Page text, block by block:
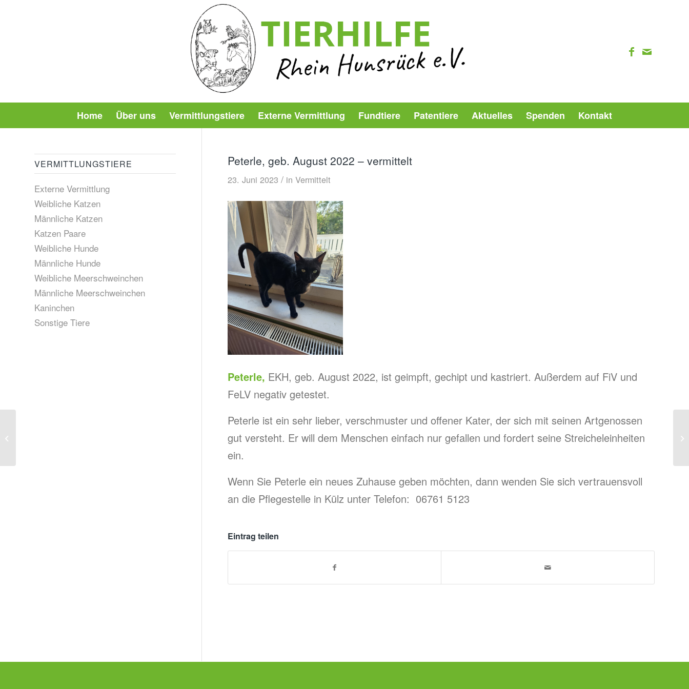
Home Über uns Vermittlungstiere Externe Vermittlung Fundtiere Patentiere Aktuelles Spenden Kontakt
Peterle, geb. August 2022 – vermittelt
23. Juni 2023 / in Vermittelt
Peterle, EKH, geb. August 2022, ist geimpft, gechipt und kastriert. Außerdem auf FiV und
FeLV negativ getestet.
Peterle ist ein sehr lieber, verschmuster und offener Kater, der sich mit seinen Artgenossen
gut versteht. Er will dem Menschen einfach nur gefallen und fordert seine Streicheleinheiten
ein.
Wenn Sie Peterle ein neues Zuhause geben möchten, dann wenden Sie sich vertrauensvoll
an die Pflegestelle in Külz unter Telefon: 06761 5123
Eintrag teilen
VERMITTLUNGSTIERE
Externe Vermittlung
Weibliche Katzen
Männliche Katzen
Katzen Paare
Weibliche Hunde
Männliche Hunde
Weibliche Meerschweinchen
Männliche Meerschweinchen
Kaninchen
Sonstige Tiere